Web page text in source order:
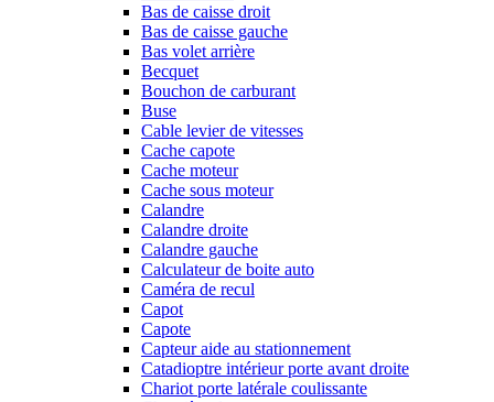
Bas de caisse droit
Bas de caisse gauche
Bas volet arrière
Becquet
Bouchon de carburant
Buse
Cable levier de vitesses
Cache capote
Cache moteur
Cache sous moteur
Calandre
Calandre droite
Calandre gauche
Calculateur de boite auto
Caméra de recul
Capot
Capote
Capteur aide au stationnement
Catadioptre intérieur porte avant droite
Chariot porte latérale coulissante